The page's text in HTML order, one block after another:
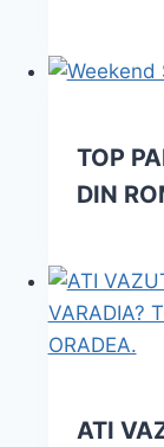
TOP
DIN
ATI